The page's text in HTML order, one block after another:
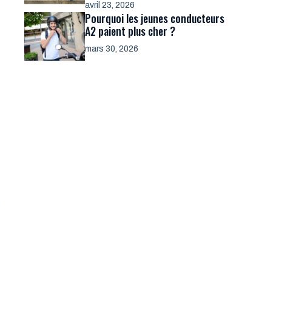
avril 23, 2026
Pourquoi les jeunes conducteurs
A2 paient plus cher ?
mars 30, 2026